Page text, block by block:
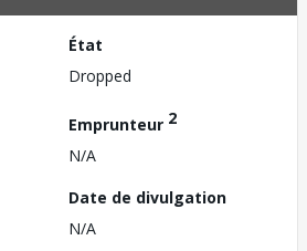
État
Dropped
Emprunteur 2
N/A
Date de divulgation
N/A